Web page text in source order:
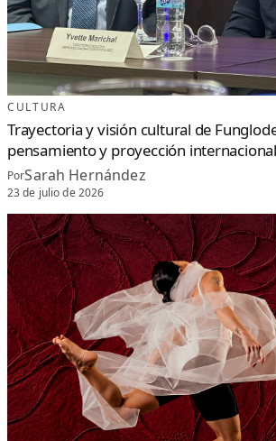
CULTURA
Trayectoria y visión cultural de
pensamiento y proyección internacional
PorSarah Hernández
23 de julio de 2026